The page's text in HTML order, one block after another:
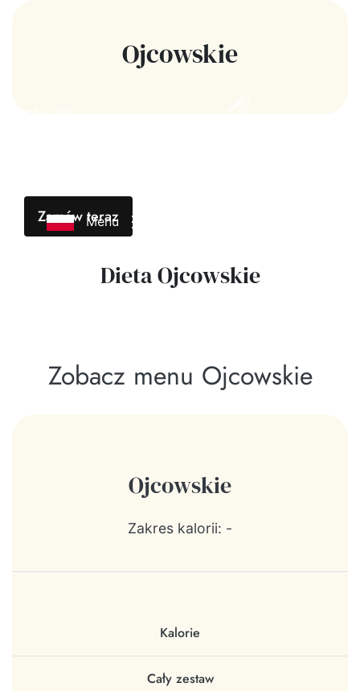
Menu
Ojcowskie
Zamów teraz
Dieta Ojcowskie
Zobacz menu Ojcowskie
Ojcowskie
Zakres kalorii: -
Kalorie
Cały zestaw